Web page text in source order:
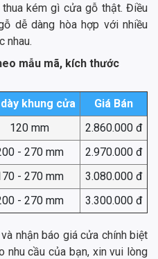
kém gì cửa gỗ thật. Điều
dễ dàng hòa hợp với nhiều
nhau.
mẫu mã, kích thước
khung cửa
Giá Bán
120 mm
2.860.000 đ
- 270 mm
2.970.000 đ
- 270 mm
3.080.000 đ
- 270 mm 3.300.000 đ
nhận báo giá cửa chính biệt
nhu cầu của bạn, xin vui lòng